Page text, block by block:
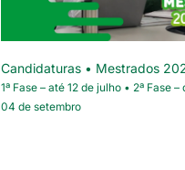
Candidaturas • Mestrados
1ª Fase – até 12 de julho • 2ª Fase
04 de setembro